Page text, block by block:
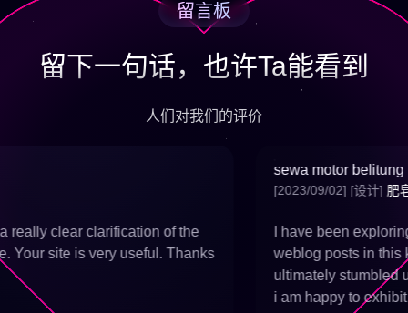
留言板
留下一句话，也许Ta能看到
人们对我们的评价
clear clarification of the
site is very useful. Thanks
sewa motor belitung
[2023/09/02] [设计] 肥皂
I have been exploring
weblog posts in this
ultimately stumbled
i am happy to exhibit